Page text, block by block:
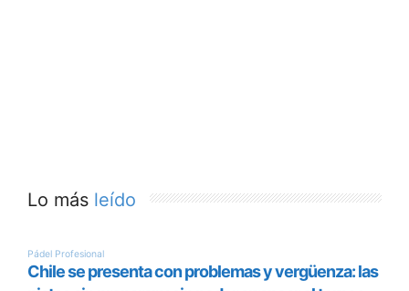
Lo más leído